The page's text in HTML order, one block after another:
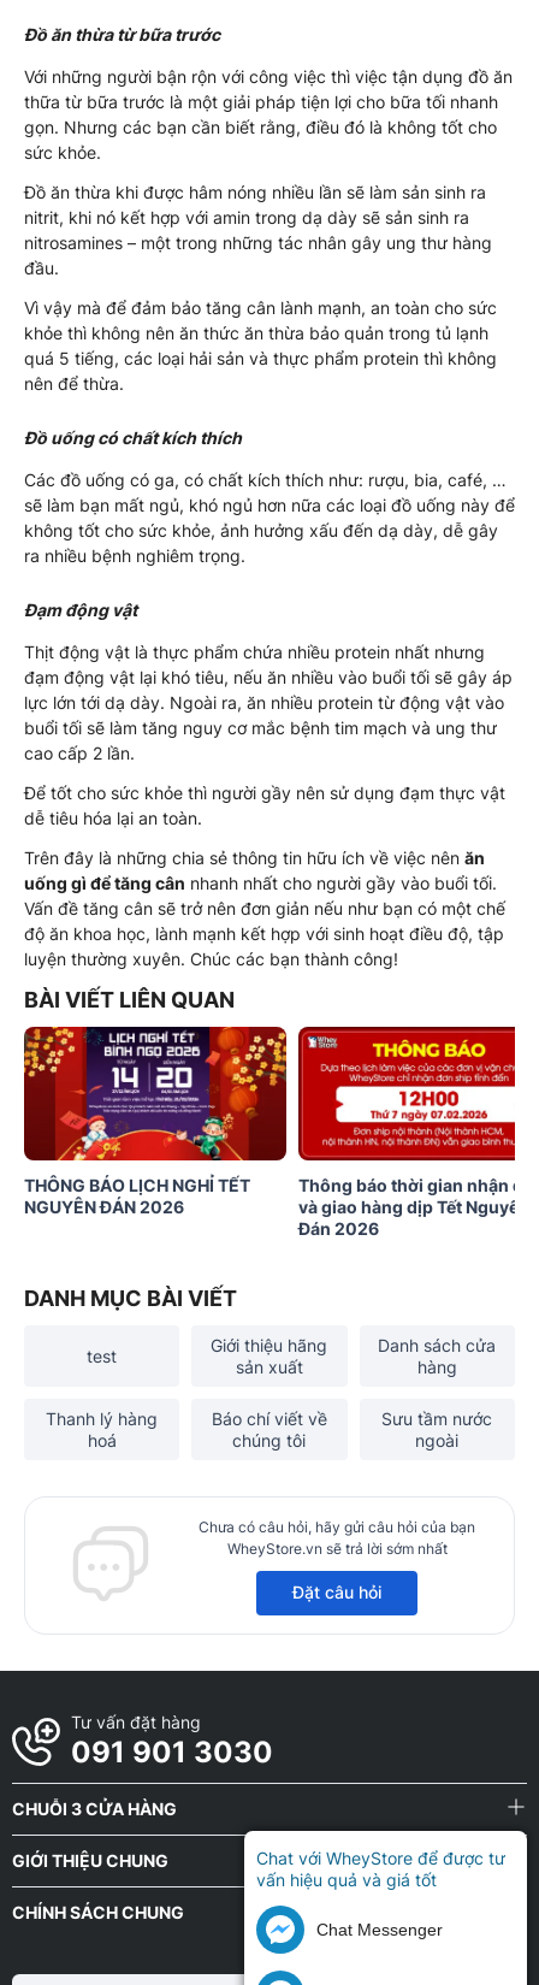
Đồ ăn thừa từ bữa trước
Với những người bận rộn với công việc thì việc tận dụng đồ ăn
thữa từ bữa trước là một giải pháp tiện lợi cho bữa tối nhanh
gọn. Nhưng các bạn cần biết rằng, điều đó là không tốt cho
sức khỏe.
Đồ ăn thừa khi được hâm nóng nhiều lần sẽ làm sản sinh ra
nitrit, khi nó kết hợp với amin trong dạ dày sẽ sản sinh ra
nitrosamines – một trong những tác nhân gây ung thư hàng
đầu.
Vì vậy mà để đảm bảo tăng cân lành mạnh, an toàn cho sức
khỏe thì không nên ăn thức ăn thừa bảo quản trong tủ lạnh
quá 5 tiếng, các loại hải sản và thực phẩm protein thì không
nên để thừa.
Đồ uống có chất kích thích
Các đồ uống có ga, có chất kích thích như: rượu, bia, café, …
sẽ làm bạn mất ngủ, khó ngủ hơn nữa các loại đồ uống này để
không tốt cho sức khỏe, ảnh hưởng xấu đến dạ dày, dễ gây
ra nhiều bệnh nghiêm trọng.
Đạm động vật
Thịt động vật là thực phẩm chứa nhiều protein nhất nhưng
đạm động vật lại khó tiêu, nếu ăn nhiều vào buổi tối sẽ gây áp
lực lớn tới dạ dày. Ngoài ra, ăn nhiều protein từ động vật vào
buổi tối sẽ làm tăng nguy cơ mắc bệnh tim mạch và ung thư
cao cấp 2 lần.
Để tốt cho sức khỏe thì người gầy nên sử dụng đạm thực vật
dễ tiêu hóa lại an toàn.
Trên đây là những chia sẻ thông tin hữu ích về việc nên ăn
uống gì để tăng cân nhanh nhất cho người gầy vào buổi tối.
Vấn đề tăng cân sẽ trở nên đơn giản nếu như bạn có một chế
độ ăn khoa học, lành mạnh kết hợp với sinh hoạt điều độ, tập
luyện thường xuyên. Chúc các bạn thành công!
BÀI VIẾT LIÊN QUAN
THÔNG BÁO LỊCH NGHỈ TẾT
NGUYÊN ĐÁN 2026
Thông báo thời gian nhận
và giao hàng dịp Tết Nguyên
Đán 2026
DANH MỤC BÀI VIẾT
test
Giới thiệu hãng
sản xuất
Danh sách cửa
hàng
Thanh lý hàng
hoá
Báo chí viết về
chúng tôi
Sưu tầm nước
ngoài
Chưa có câu hỏi, hãy gửi câu hỏi của bạn
WheyStore.vn sẽ trả lời sớm nhất
Đặt câu hỏi
Tư vấn đặt hàng
091 901 3030
CHUỖI 3 CỬA HÀNG
GIỚI THIỆU CHUNG
CHÍNH SÁCH CHUNG
Chat với WheyStore để được tư
vấn hiệu quả và giá tốt
Chat Messenger